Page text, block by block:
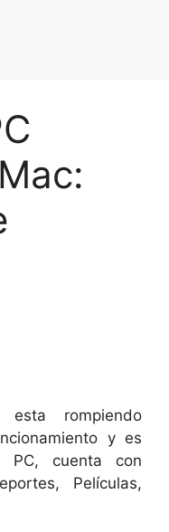
rompiendo
y es
PC, cuenta con
Películas,